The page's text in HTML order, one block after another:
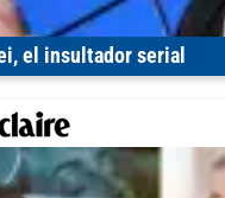
el insultador serial